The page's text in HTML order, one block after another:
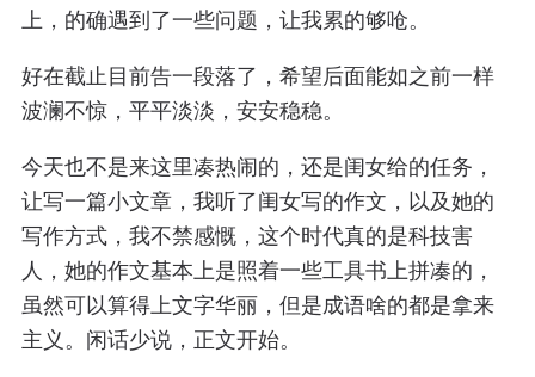
上，的确遇到了一些问题，让我累的够呛。
好在截止目前告一段落了，希望后面能如之前一样
波澜不惊，平平淡淡，安安稳稳。
今天也不是来这里凑热闹的，还是闺女给的任务，
让写一篇小文章，我听了闺女写的作文，以及她的
写作方式，我不禁感慨，这个时代真的是科技害
人，她的作文基本上是照着一些工具书上拼凑的，
虽然可以算得上文字华丽，但是成语啥的都是拿来
主义。闲话少说，正文开始。